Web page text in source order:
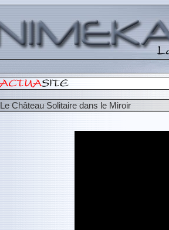
Le Château Solitaire dans le Miroir